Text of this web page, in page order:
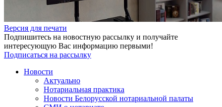
Версия для печати
Подпишитесь на новостную рассылку и получайте
интересующую Вас информацию первыми!
Подписаться на рассылку
Новости
Актуально
Нотариальная практика
Новости Белорусской нотариальной палаты